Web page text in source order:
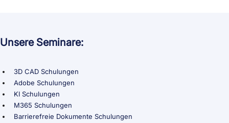
Unsere Seminare:
3D CAD Schulungen
Adobe Schulungen
KI Schulungen
M365 Schulungen
Barrierefreie Dokumente Schulungen